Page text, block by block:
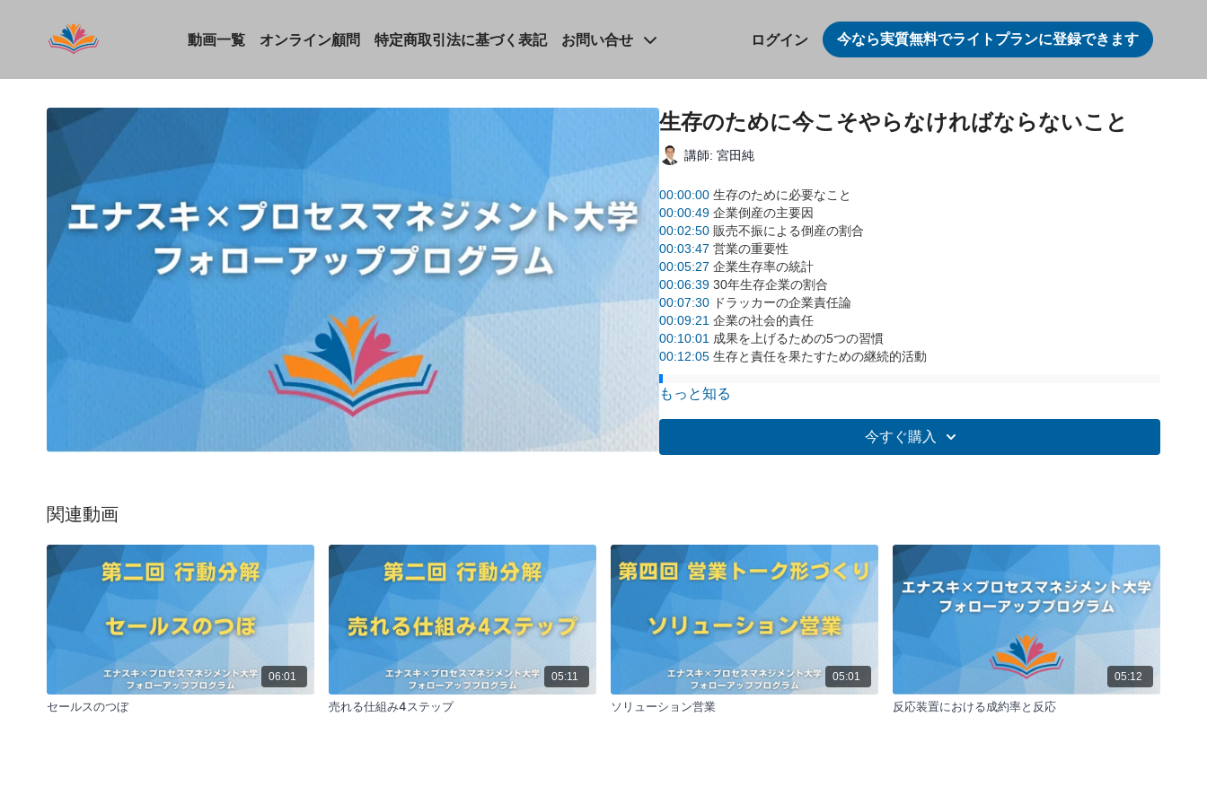
動画一覧 オンライン顧問 特定商取引法に基づく表記 お問い合せ ログイン 今なら実質無料でライトプランに登録できます
生存のために今こそやらなければならないこと
講師: 宮田純
00:00:00 生存のために必要なこと
00:00:49 企業倒産の主要因
00:02:50 販売不振による倒産の割合
00:03:47 営業の重要性
00:05:27 企業生存率の統計
00:06:39 30年生存企業の割合
00:07:30 ドラッカーの企業責任論
00:09:21 企業の社会的責任
00:10:01 成果を上げるための5つの習慣
00:12:05 生存と責任を果たすための継続的活動
全体要約:
の主要因、生存率の統計、ドラッカーの企業責任論を基に、営業活動の重要性を強調
しています。販売不振による倒産が76.1%を占め、30年以上生存する企業は0.02%に
企業倒産の主要因
帝国データバンクの調査によると、年間約6000社が倒産しており、その76.1%
が販売不振を主要因としています。優れた製品やサービスがあっても、顧客に
提供できなければ企業は存続できません。このデータは営業活動の重要性を明
確に示しており、営業担当者はその責任の重さを認識し、誇りを持って業務に
取り組む必要があります。
企業の生存率
創業から1年後の企業生存率は40%、5年後は15%、10年後は6.3%と急激に低
下し、30年後には0.02%まで減少します。つまり、30年以上存続する企業は
5000社に1社しかありません。この厳しい現実は、持続可能なビジネスモデル
もっと知る
今すぐ購入
関連動画
06:01
セールスのつぼ
05:11
売れる仕組み4ステップ
05:01
ソリューション営業
05:12
反応装置における成約率と反応